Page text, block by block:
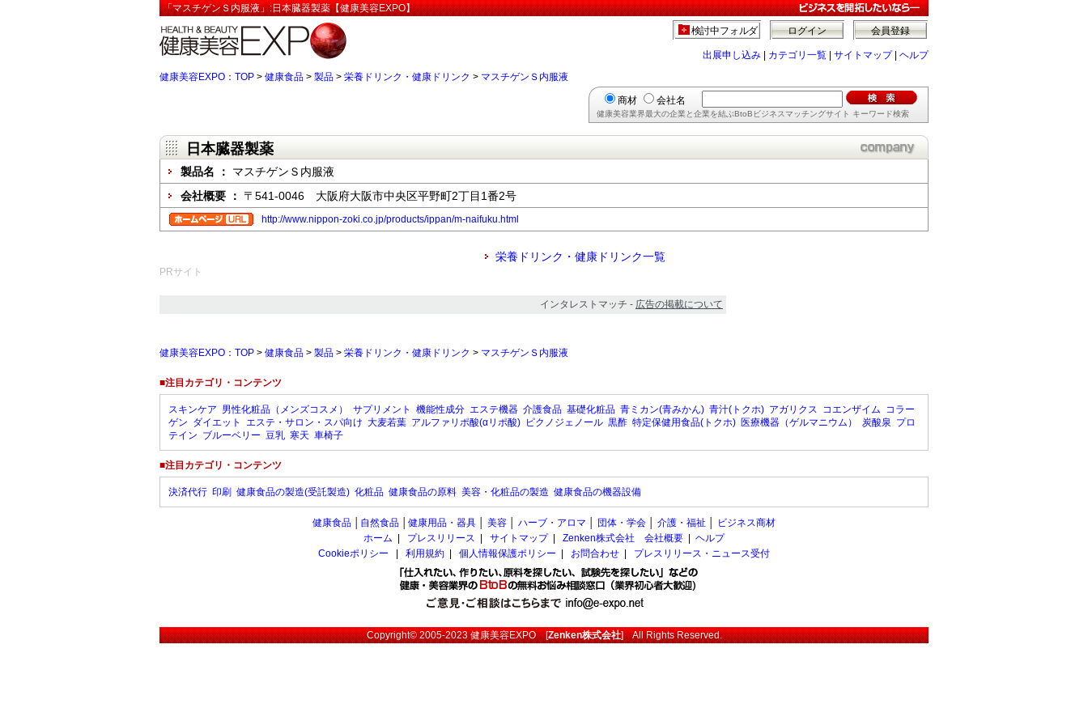
「マスチゲンＳ内服液」:日本臓器製薬【健康美容EXPO】
会員登録
ログイン
検討中フォルダ
出展申し込み カテゴリ一覧 サイトマップ| ヘルプ
健康美容EXPO：TOP > 健康食品 > 製品 > 栄養ドリンク・健康ドリンク > マスチゲンＳ内服液
商材 会社名
健康美容業界最大の企業と企業を結ぶBtoBビジネスマッチングサイト キーワード検索
日本臓器製薬
製品名 ： マスチゲンＳ内服液
会社概要 ： 〒541-0046 大阪府大阪市中央区平野町2丁目1番2号
http://www.nippon-zoki.co.jp/products/ippan/m-naifuku.html
栄養ドリンク・健康ドリンク一覧
PRサイト
インタレストマッチ - 広告の掲載について
健康美容EXPO：TOP > 健康食品 > 製品 > 栄養ドリンク・健康ドリンク > マスチゲンＳ内服液
■注目カテゴリ・コンテンツ
スキンケア 男性化粧品（メンズコスメ） サプリメント 機能性成分 エステ機器 介護食品 基礎化粧品 青ミカン(青みかん) 青汁(トクホ) アガリクス コエンザイム コラー
ゲン ダイエット エステ・サロン・スパ向け 大麦若葉 アルファリポ酸(αリポ酸) ピクノジェノール 黒酢 特定保健用食品(トクホ) 医療機器（ゲルマニウム） 炭酸泉 プロ
テイン ブルーベリー 豆乳 寒天 車椅子
■注目カテゴリ・コンテンツ
決済代行 印刷 健康食品の製造(受託製造) 化粧品 健康食品の原料 美容・化粧品の製造 健康食品の機器設備
健康食品 自然食品 健康用品・器具 美容 ハーブ・アロマ 団体・学会 介護・福祉
ビジネス商材
ホーム
プレスリリース サイトマップ| Zenken株式会社 会社概要
ヘルプ
Cookieポリシー
利用規約 個人情報保護ポリシー お問合わせ プレスリリース・ニュース受付
Copyright© 2005-2023健康美容EXPO[Zenken株式会社] All Rights Reserved.